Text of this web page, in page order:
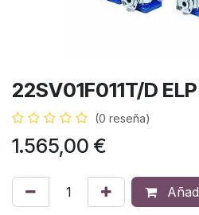
22SV01F011T/D
(0 reseña)
1.565,00 €